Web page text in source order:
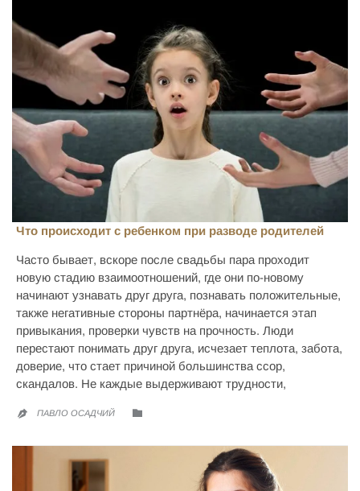
Что происходит с ребенком при разводе родителей
Часто бывает, вскоре после свадьбы пара проходит
новую стадию взаимоотношений, где они по-новому
начинают узнавать друг друга, познавать положительные,
также негативные стороны партнёра, начинается этап
привыкания, проверки чувств на прочность. Люди
перестают понимать друг друга, исчезает теплота, забота,
доверие, что стает причиной большинства ссор,
скандалов. Не каждые выдерживают трудности,
 ПАВЛО ОСАДЧИЙ 